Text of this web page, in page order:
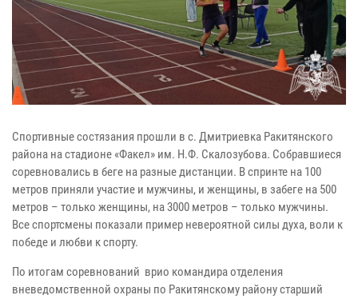
Спортивные состязания прошли в с. Дмитриевка Ракитянского
района на стадионе «Факел» им. Н.Ф. Скалозубова. Собравшиеся
соревновались в беге на разные дистанции. В спринте на 100
метров приняли участие и мужчины, и женщины, в забеге на 500
метров – только женщины, на 3000 метров – только мужчины.
Все спортсмены показали пример невероятной силы духа, воли к
победе и любви к спорту.
По итогам соревнований врио командира отделения
вневедомственной охраны по Ракитянскому району старший